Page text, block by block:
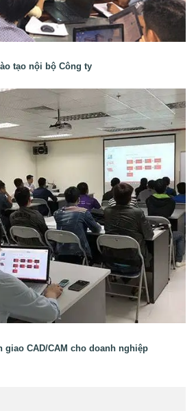
tạo nội bộ Công ty
giao CAD/CAM cho doanh nghiệp